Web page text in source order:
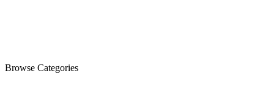
Browse Categories